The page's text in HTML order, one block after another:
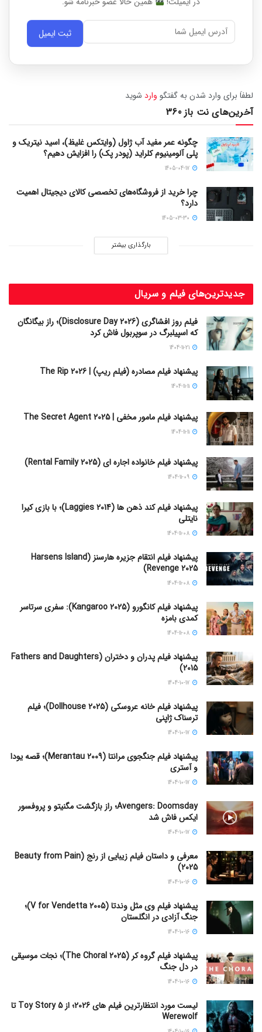
ثبت ایمیل
لطفاَ برای وارد شدن به گفتگو وارد شوید
آخرین‌های نت باز 360
چگونه عمر مفید آب ژاول (وایتکس غلیظ)، اسید نیتریک و
پلی آلومینیوم کلراید (پودر پک) را افزایش دهیم؟
چرا خرید از فروشگاه‌های تخصصی کالای دیجیتال اهمیت
دارد؟
بارگذاری بیشتر
جدیدترین‌های فیلم و سریال
فیلم روز افشاگری (Disclosure Day 2026)؛ راز بیگانگان
که اسپیلبرگ در سوپربول فاش کرد
پیشنهاد فیلم مصادره (فیلم ریپ) | The Rip 2026
پیشنهاد فیلم مامور مخفی | The Secret Agent 2025
پیشنهاد فیلم خانواده اجاره‌ ای (Rental Family 2025)
پیشنهاد فیلم کند ذهن ها (Laggies 2014)؛ با بازی کیرا
نایتلی
پیشنهاد فیلم انتقام جزیره هارسنز (Harsens Island
Revenge 2025)
پیشنهاد فیلم کانگورو (Kangaroo 2025): سفری سرتاسر
کمدی بامزه
پیشنهاد فیلم پدران و دختران (Fathers and Daughters
2015)
پیشنهاد فیلم خانه عروسکی (Dollhouse 2025)؛ فیلم
ترسناک ژاپنی
پیشنهاد فیلم جنگجوی مرانتا (Merantau 2009)؛ قصه یودا
و آستری
Avengers: Doomsday؛ راز بازگشت مگنیتو و پروفسور
ایکس فاش شد
معرفی و داستان فیلم زیبایی از رنج (Beauty from Pain
2025)
پیشنهاد فیلم وی مثل وندتا (V for Vendetta 2005)؛
جنگ آزادی در انگلستان
پیشنهاد فیلم گروه کر (The Choral 2025)؛ نجات موسیقی
در دل جنگ
لیست مورد انتظارترین فیلم های 2026؛ از Toy Story 5 تا
Werewolf